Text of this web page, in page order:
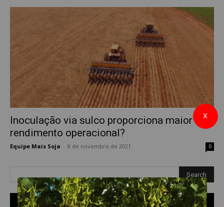
Inoculação via sulco proporciona maior
rendimento operacional?
Equipe Mais Soja 8 de novembro de 2021 0
X